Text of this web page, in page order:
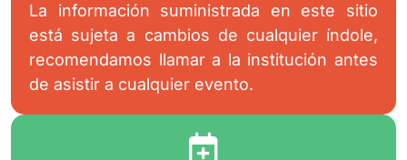
La información suministrada en este sitio
está sujeta a cambios de cualquier índole,
recomendamos llamar a la institución antes
de asistir a cualquier evento.